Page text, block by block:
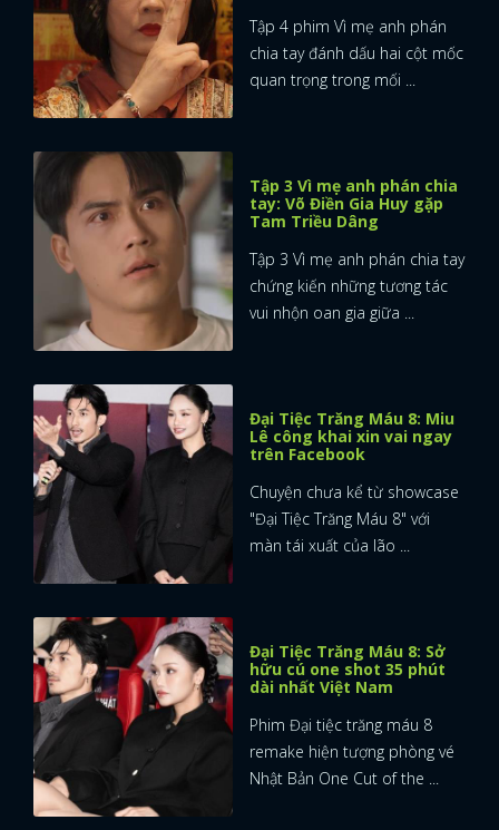
Tập 4 phim Vì mẹ anh phán
chia tay đánh dấu hai cột mốc
quan trọng trong mối ...
Tập 3 Vì mẹ anh phán chia
tay: Võ Điền Gia Huy gặp
Tam Triều Dâng
Tập 3 Vì mẹ anh phán chia tay
chứng kiến những tương tác
vui nhộn oan gia giữa ...
Đại Tiệc Trăng Máu 8: Miu
Lê công khai xin vai ngay
trên Facebook
Chuyện chưa kể từ showcase
"Đại Tiệc Trăng Máu 8" với
màn tái xuất của lão ...
Đại Tiệc Trăng Máu 8: Sở
hữu cú one shot 35 phút
dài nhất Việt Nam
Phim Đại tiệc trăng máu 8
remake hiện tượng phòng vé
Nhật Bản One Cut of the ...